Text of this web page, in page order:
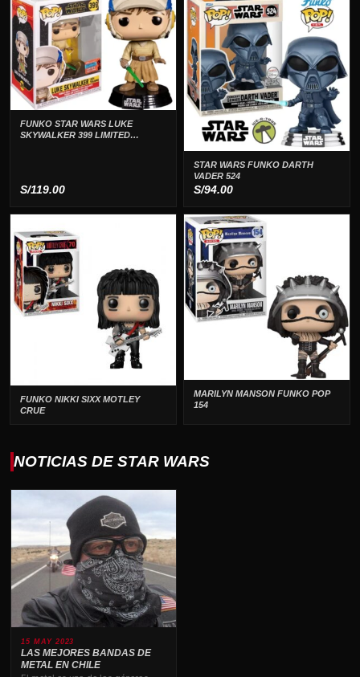
era:
S/99.00.
es:
S/74.00.
era:
S/99.00.
es:
S/79.00.
FUNKO STAR WARS LUKE
SKYWALKER 399 LIMITED
S/119.00
STAR WARS FUNKO DARTH
VADER 524
S/94.00
FUNKO NIKKI SIXX MOTLEY
CRUE
MARILYN MANSON FUNKO POP
154
NOTICIAS DE STAR WARS
15 MAY 2023
LAS MEJORES BANDAS DE
METAL EN CHILE